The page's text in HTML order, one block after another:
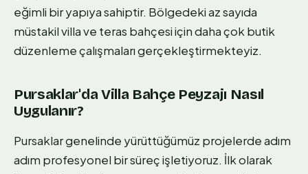
eğimli bir yapıya sahiptir. Bölgedeki az sayıda
müstakil villa ve teras bahçesi için daha çok butik
düzenleme çalışmaları gerçekleştirmekteyiz.
Pursaklar'da Villa Bahçe Peyzajı Nasıl
Uygulanır?
Pursaklar genelinde yürüttüğümüz projelerde adım
adım profesyonel bir süreç işletiyoruz. İlk olarak